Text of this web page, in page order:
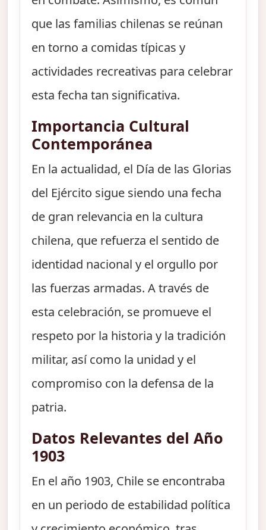
que las familias chilenas se reúnan
en torno a comidas típicas y
actividades recreativas para celebrar
esta fecha tan significativa.
Importancia Cultural
Contemporánea
En la actualidad, el Día de las Glorias
del Ejército sigue siendo una fecha
de gran relevancia en la cultura
chilena, que refuerza el sentido de
identidad nacional y el orgullo por
las fuerzas armadas. A través de
esta celebración, se promueve el
respeto por la historia y la tradición
militar, así como la unidad y el
compromiso con la defensa de la
patria.
Datos Relevantes del Año
1903
En el año 1903, Chile se encontraba
en un periodo de estabilidad política